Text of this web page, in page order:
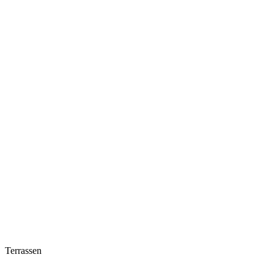
Terrassen